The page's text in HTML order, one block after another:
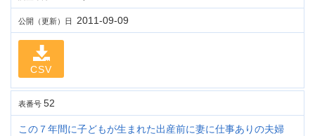
公開（更新）日 2011-09-09
CSV
表番号 52
この７年間に子どもが生まれた出産前に妻に仕事ありの夫婦